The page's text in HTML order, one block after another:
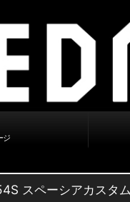
ジ
スペーシアカスタ